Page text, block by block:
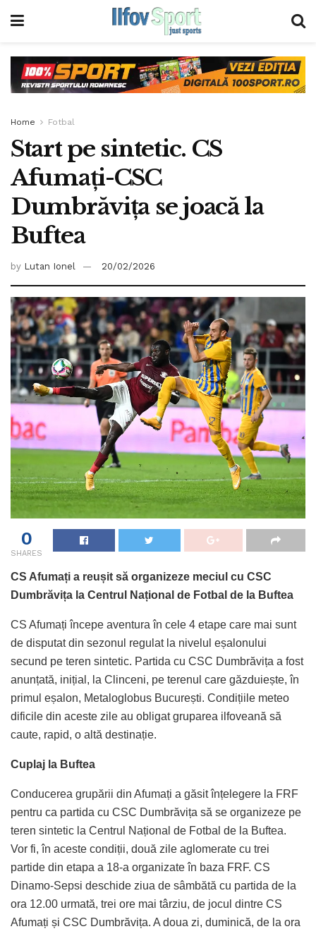
Home Fotbal
Start pe sintetic. CS
Afumați-CSC
Dumbrăvița se joacă la
Buftea
by Lutan Ionel 20/02/2026
0
SHARES
CS Afumați a reușit să organizeze meciul cu CSC
Dumbrăvița la Centrul Național de Fotbal de la Buftea
CS Afumați începe aventura în cele 4 etape care mai sunt
de disputat din sezonul regulat la nivelul eșalonului
secund pe teren sintetic. Partida cu CSC Dumbrăvița a fost
anunțată, inițial, la Clinceni, pe terenul care găzduiește, în
primul eșalon, Metaloglobus București. Condițiile meteo
dificile din aceste zile au obligat gruparea ilfoveană să
caute, rapid, o altă destinație.
Cuplaj la Buftea
Conducerea grupării din Afumați a găsit înțelegere la FRF
pentru ca partida cu CSC Dumbrăvița să se organizeze pe
teren sintetic la Centrul Național de Fotbal de la Buftea.
Vor fi, în aceste condiții, două zile aglomerate cu trei
partide din etapa a 18-a organizate în baza FRF. CS
Dinamo-Sepsi deschide ziua de sâmbătă cu partida de la
ora 12.00 urmată, trei ore mai târziu, de jocul dintre CS
Afumați și CSC Dumbrăvița. A doua zi, duminică, de la ora